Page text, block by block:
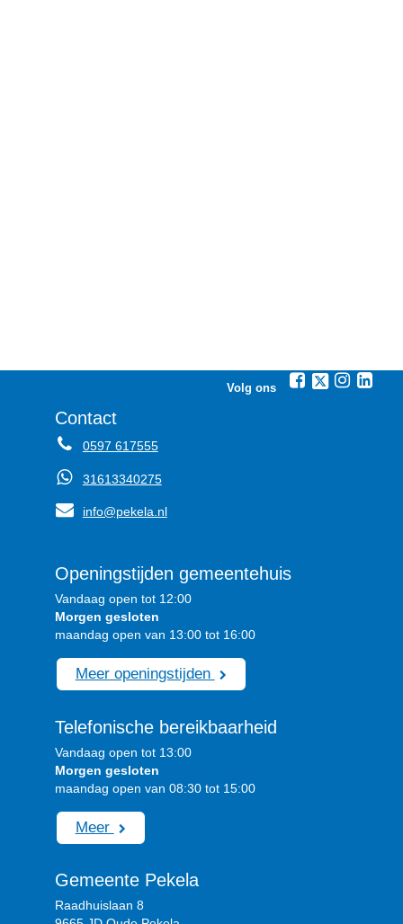
Volg ons
Contact
0597 617555
31613340275
info@pekela.nl
Openingstijden gemeentehuis
Vandaag open tot 12:00
Morgen gesloten
maandag open van 13:00 tot 16:00
Meer openingstijden
Telefonische bereikbaarheid
Vandaag open tot 13:00
Morgen gesloten
maandag open van 08:30 tot 15:00
Meer
Gemeente Pekela
Raadhuislaan 8